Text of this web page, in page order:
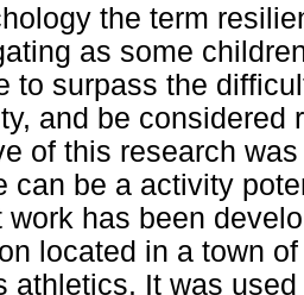
the term
as some
to surpass the
and be considered
of this research
can be a activity
work has been
located in a town
athletics. It was